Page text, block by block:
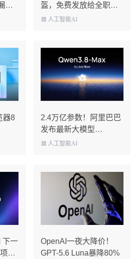
盔，免费发放给全职骑
手！人工智能AI
器8
2.4万亿参数！阿里巴巴
发布最新大模型
Qwen3.8-Max，性能直
人工智能AI
下一
世
OpenAI一夜大降价！
GPT-5.6 Luna暴降80%